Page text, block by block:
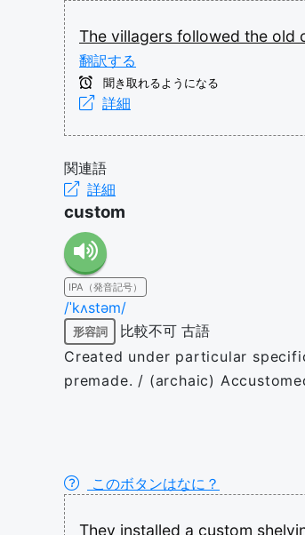
The villagers followed the old
翻訳する
聞き取れるようになる
詳細
関連語
詳細
custom
IPA（発音記号）
/ˈkʌstəm/
形容詞 比較不可 古語
Created under particular
premade. / (archaic)
このボタンはなに？
They installed a custom